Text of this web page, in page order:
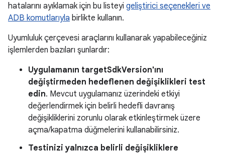
hatalarını ayıklamak için bu listeyi geliştirici seçenekleri ve
ADB komutlarıyla birlikte kullanın.
Uyumluluk çerçevesi araçlarını kullanarak yapabileceğiniz
işlemlerden bazıları şunlardır:
Uygulamanın targetSdkVersion'ını
değiştirmeden hedeflenen değişiklikleri test
edin. Mevcut uygulamanız üzerindeki etkiyi
değerlendirmek için belirli hedefli davranış
değişikliklerini zorunlu olarak etkinleştirmek üzere
açma/kapatma düğmelerini kullanabilirsiniz.
Testinizi yalnızca belirli değişikliklere